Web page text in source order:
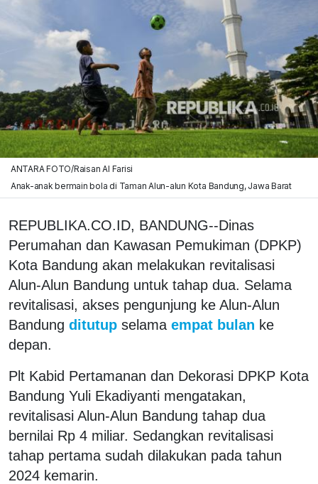
ANTARA FOTO/Raisan Al Farisi
Anak-anak bermain bola di Taman Alun-alun Kota Bandung, Jawa Barat
REPUBLIKA.CO.ID, BANDUNG--Dinas
Perumahan dan Kawasan Pemukiman (DPKP)
Kota Bandung akan melakukan revitalisasi
Alun-Alun Bandung untuk tahap dua. Selama
revitalisasi, akses pengunjung ke Alun-Alun
Bandung ditutup selama empat bulan ke
depan.
Plt Kabid Pertamanan dan Dekorasi DPKP Kota
Bandung Yuli Ekadiyanti mengatakan,
revitalisasi Alun-Alun Bandung tahap dua
bernilai Rp 4 miliar. Sedangkan revitalisasi
tahap pertama sudah dilakukan pada tahun
2024 kemarin.